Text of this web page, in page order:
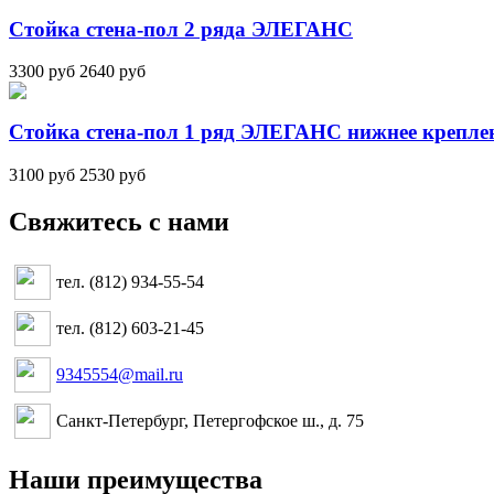
Стойка стена-пол 2 ряда ЭЛЕГАНС
3300 руб 2640 руб
Стойка стена-пол 1 ряд ЭЛЕГАНС нижнее
3100 руб 2530 руб
Свяжитесь с нами
тел. (812) 934-55-54
тел. (812) 603-21-45
9345554@mail.ru
Санкт-Петербург, Петергофское ш., д. 75
Наши преимущества